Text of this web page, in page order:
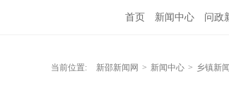
首页 新闻中心 问政
当前位置: 新邵新闻网 > 新闻中心 > 乡镇新闻